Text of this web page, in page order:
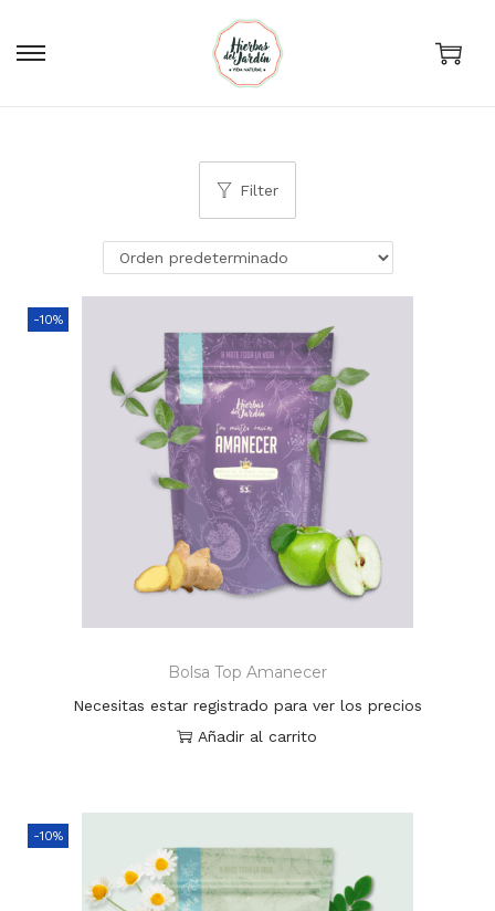
Filter
-10%
Bolsa Top Amanecer
Necesitas estar registrado para ver los precios
Añadir al carrito
-10%